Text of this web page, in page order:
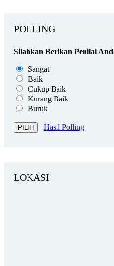
POLLING
Silahkan Berikan Penilai
Sangat
Baik
Cukup Baik
Kurang Baik
Buruk
Hasil Polling
LOKASI